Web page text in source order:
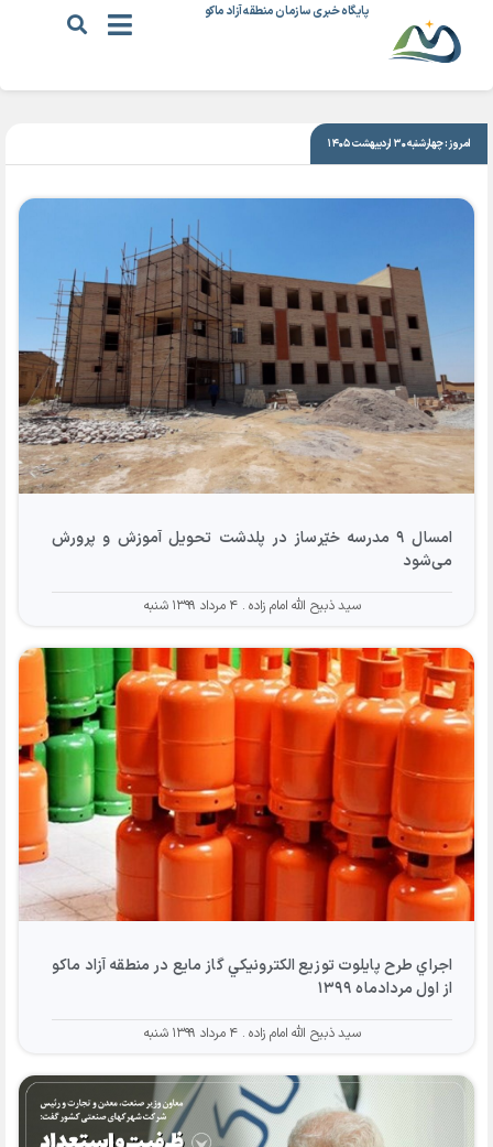
پایگاه خبری سازمان منطقه آزاد ماکو
|۴ مرداد ۱۳۹۹
امروز: چهارشنبه ۳۰ اردیبهشت ۱۴۰۵
امسال ۹ مدرسه خیّرساز در پلدشت تحویل آموزش و پرورش
می‌شود
سید ذبیح الله امام زاده ۴ مرداد ۱۳۹۹ شنبه
اجراي طرح پايلوت توزيع الكترونيكي گاز مايع در منطقه آزاد ماكو
از اول مردادماه ۱۳۹۹
سید ذبیح الله امام زاده ۴ مرداد ۱۳۹۹ شنبه